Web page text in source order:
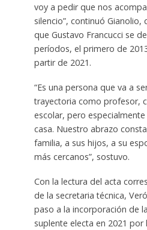
voy a pedir que nos
silencio”, continuó
que Gustavo Francucci se
períodos, el primero de
partir de 2021.
“Es una persona que va a
trayectoria como profesor,
escolar, pero
casa. Nuestro abrazo
familia, a sus hijos, a su
más cercanos”, sostuvo.
Con la lectura del acta
de la secretaria técnica,
paso a la incorporación de
suplente electa en 2021 por